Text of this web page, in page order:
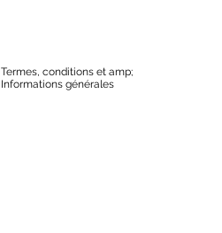
Termes, conditions et amp;
Informations générales